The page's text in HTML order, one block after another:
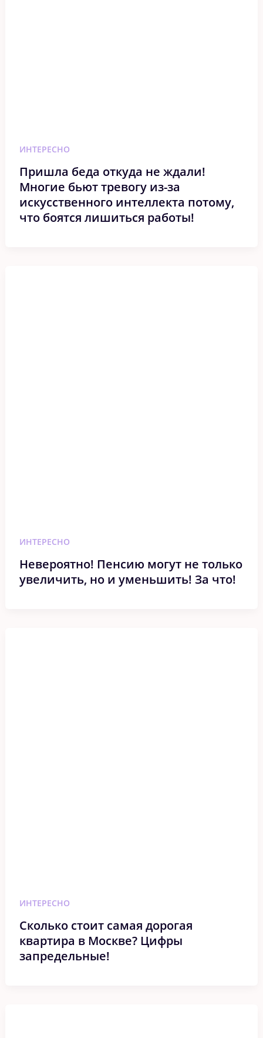
ИНТЕРЕСНО
Пришла беда откуда не ждали!
Многие бьют тревогу из-за
искусственного интеллекта потому,
что боятся лишиться работы!
ИНТЕРЕСНО
Невероятно! Пенсию могут не только
увеличить, но и уменьшить! За что!
ИНТЕРЕСНО
Сколько стоит самая дорогая
квартира в Москве? Цифры
запредельные!